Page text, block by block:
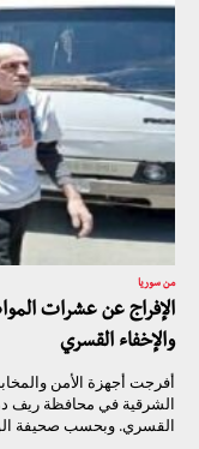
من سوريا
الإفراج عن عشرات
والإخفاء القسري
أفرجت أجهزة الأمن
الشرقية في محافظة ريف
القسري. وبحسب صحيفة